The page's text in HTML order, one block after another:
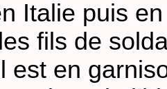
Italie puis
fils de
est en